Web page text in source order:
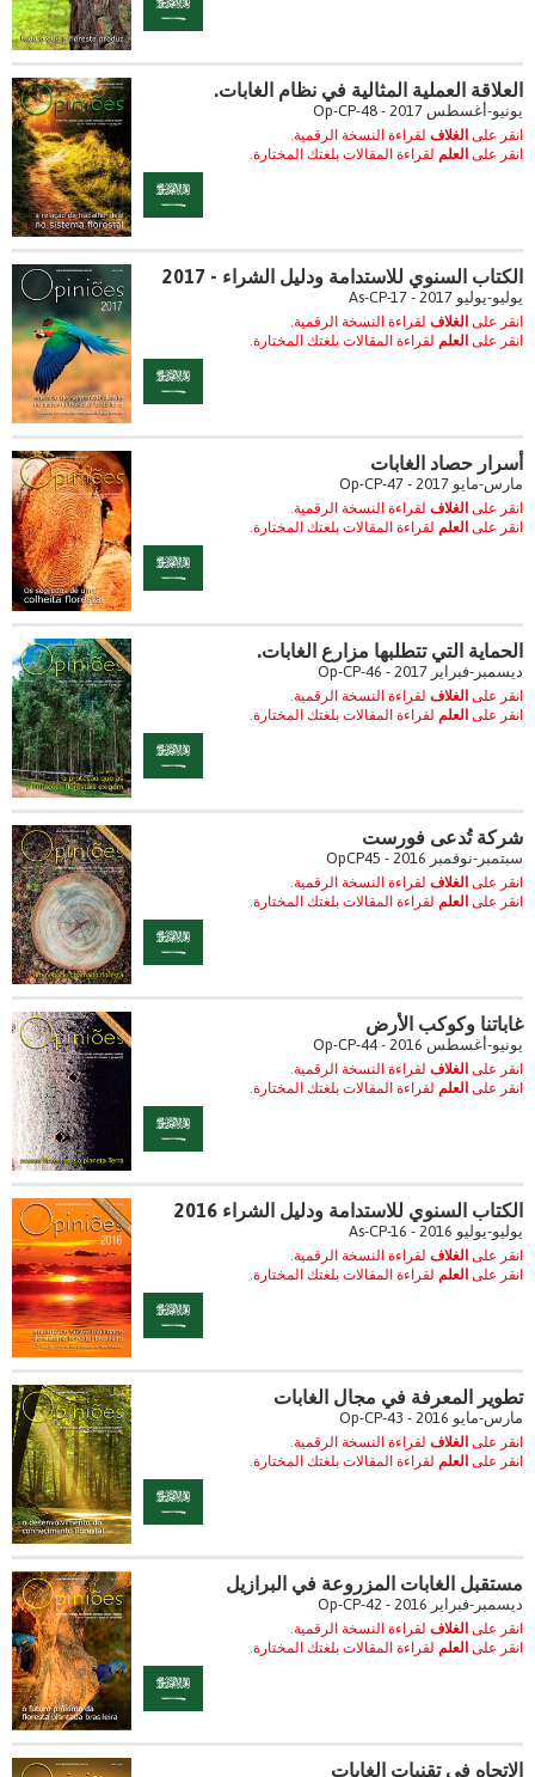
العلاقة العملية المثالية في نظام الغابات.
يونيو-أغسطس 2017 - Op-CP-48
انقر على الغلاف لقراءة النسخة الرقمية.
انقر على العلم لقراءة المقالات بلغتك المختارة.
الكتاب السنوي للاستدامة ودليل الشراء - 2017
يوليو-يوليو 2017 - As-CP-17
انقر على الغلاف لقراءة النسخة الرقمية.
انقر على العلم لقراءة المقالات بلغتك المختارة.
أسرار حصاد الغابات
مارس-مايو 2017 - Op-CP-47
انقر على الغلاف لقراءة النسخة الرقمية.
انقر على العلم لقراءة المقالات بلغتك المختارة.
الحماية التي تتطلبها مزارع الغابات.
ديسمبر-فبراير 2017 - Op-CP-46
انقر على الغلاف لقراءة النسخة الرقمية.
انقر على العلم لقراءة المقالات بلغتك المختارة.
شركة تُدعى فورست
سبتمبر-نوفمبر 2016 - OpCP45
انقر على الغلاف لقراءة النسخة الرقمية.
انقر على العلم لقراءة المقالات بلغتك المختارة.
غاباتنا وكوكب الأرض
يونيو-أغسطس 2016 - Op-CP-44
انقر على الغلاف لقراءة النسخة الرقمية.
انقر على العلم لقراءة المقالات بلغتك المختارة.
الكتاب السنوي للاستدامة ودليل الشراء 2016
يوليو-يوليو 2016 - As-CP-16
انقر على الغلاف لقراءة النسخة الرقمية.
انقر على العلم لقراءة المقالات بلغتك المختارة.
تطوير المعرفة في مجال الغابات
مارس-مايو 2016 - Op-CP-43
انقر على الغلاف لقراءة النسخة الرقمية.
انقر على العلم لقراءة المقالات بلغتك المختارة.
مستقبل الغابات المزروعة في البرازيل
ديسمبر-فبراير 2016 - Op-CP-42
انقر على الغلاف لقراءة النسخة الرقمية.
انقر على العلم لقراءة المقالات بلغتك المختارة.
الاتجاه في تقنيات الغابات